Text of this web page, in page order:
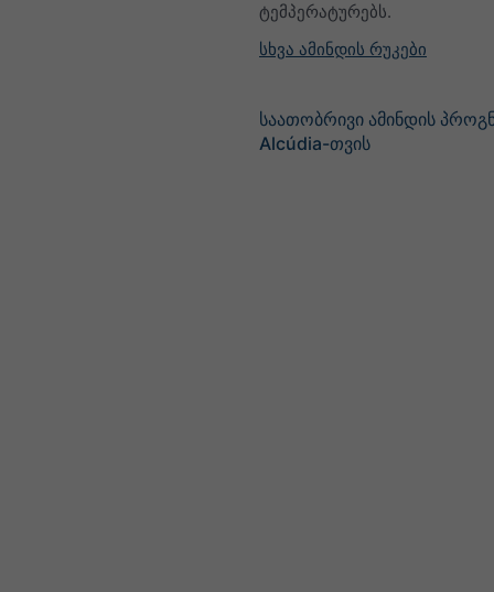
ტემპერატურებს.
სხვა ამინდის რუკები
საათობრივი ამინდის
Alcúdia-თვის